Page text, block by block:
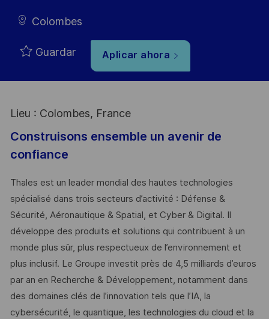
Colombes
Guardar Aplicar ahora
Lieu : Colombes, France
Construisons ensemble un avenir de
confiance
Thales est un leader mondial des hautes technologies
spécialisé dans trois secteurs d’activité : Défense &
Sécurité, Aéronautique & Spatial, et Cyber & Digital. Il
développe des produits et solutions qui contribuent à un
monde plus sûr, plus respectueux de l’environnement et
plus inclusif. Le Groupe investit près de 4,5 milliards d’euros
par an en Recherche & Développement, notamment dans
des domaines clés de l’innovation tels que l’IA, la
cybersécurité, le quantique, les technologies du cloud et la